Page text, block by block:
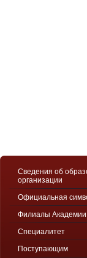
Сведения об
организации
Официальная
Филиалы Академии
Специалитет
Поступающим